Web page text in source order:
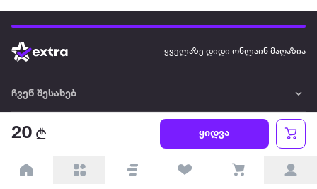
20 ყიდვა
ყველაზე დიდი ონლაინ მაღაზია
ჩვენ შესახებ
წესები და პირობები
პარტნიორებისთვის